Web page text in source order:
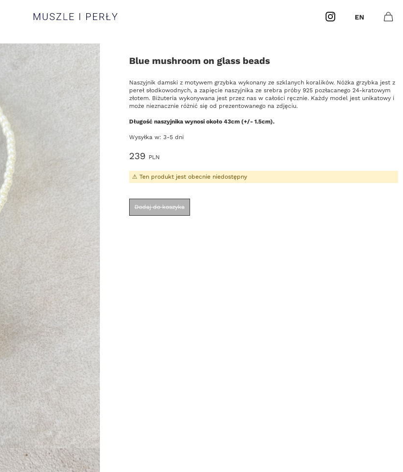
Muszle i Perły Instagram EN
Masz
0
Blue mushroom on glass beads
Opis
Naszyjnik damski z motywem grzybka wykonany ze szklanych koralików. Nóżka grzybka jest z
pereł słodkowodnych, a zapięcie naszyjnika ze srebra próby 925 pozłacanego 24-kratowym
złotem. Biżuteria wykonywana jest przez nas w całości ręcznie. Każdy model jest unikatowy i
może nieznacznie różnić się od prezentowanego na zdjęciu.
Długość naszyjnika wynosi około 43cm (+/- 1.5cm).
Wysyłka w: 3-5 dni
239 PLN
WybierzTen produkt jest obecnie niedostępny
Dodaj do koszyka